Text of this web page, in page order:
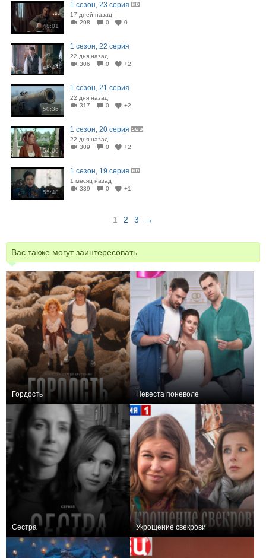
48:01
1 сезон, 23 серия
17 дней назад
298
0 0
48:42
1 сезон, 22 серия
22 дня назад
306
0 +2
50:36
1 сезон, 21 серия
22 дня назад
317
0 +2
54:06
1 сезон, 20 серия
22 дня назад
309
0 +2
55:48
1 сезон, 19 серия
1 месяц назад
339
0 +1
1 2 3 →
Вас также могут заинтересовать
Гордость Невеста поневоле
Сестра Укрощение свекрови